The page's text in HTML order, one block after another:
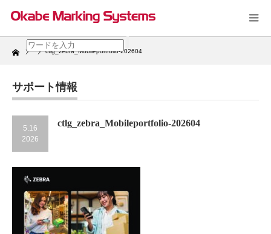
Home ctlg_zebra_Mobileportfolio-202604
サポート情報
5.16
2026
ctlg_zebra_Mobileportfolio-202604